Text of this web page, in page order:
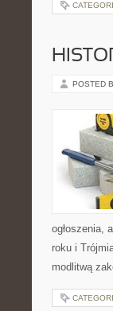
POSTED
ogłoszenia,
roku i
modlitwą